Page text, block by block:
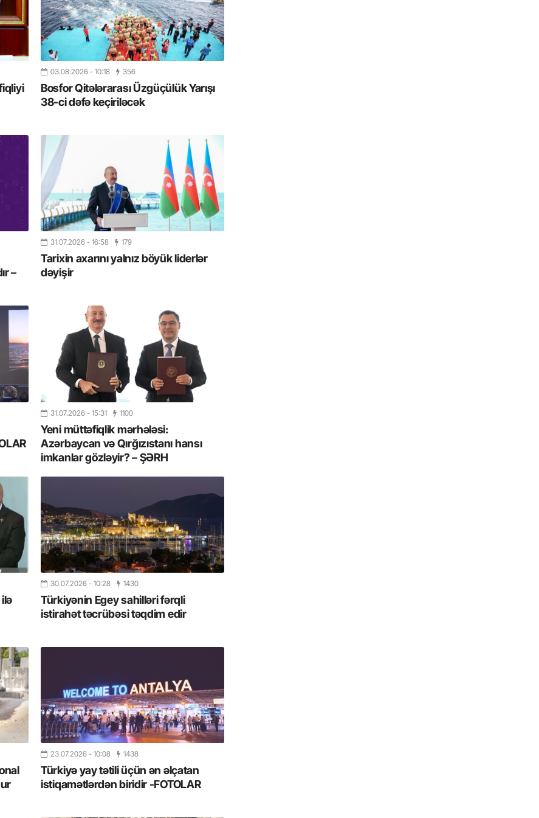
03.08.2026 - 10:18 356
Bosfor Qitələrarası Üzgüçülük Yarışı
38-ci dəfə keçiriləcək
–
31.07.2026 - 16:58 179
Tarixin axarını yalnız böyük liderlər
dəyişir
31.07.2026 - 15:31 1100
Yeni müttəfiqlik mərhələsi:
Azərbaycan və Qırğızıstanı hansı
imkanlar gözləyir? – ŞƏRH
30.07.2026 - 10:28 1430
Türkiyənin Egey sahilləri fərqli
istirahət təcrübəsi təqdim edir
23.07.2026 - 10:08 1438
Türkiyə yay tətili üçün ən əlçatan
istiqamətlərdən biridir -FOTOLAR